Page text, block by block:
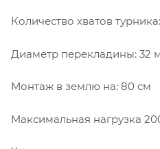
Количество хватов
Диаметр перекладины: 32
Монтаж в землю на: 80 см
Максимальная нагрузка